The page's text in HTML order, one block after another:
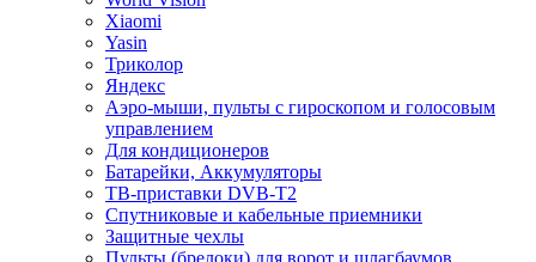
Xiaomi
Yasin
Триколор
Яндекс
Аэро-мыши, пульты с гироскопом и голосовым
управлением
Для кондиционеров
Батарейки, Аккумуляторы
ТВ-приставки DVB-T2
Спутниковые и кабельные приемники
Защитные чехлы
Пульты (брелоки) для ворот и шлагбаумов